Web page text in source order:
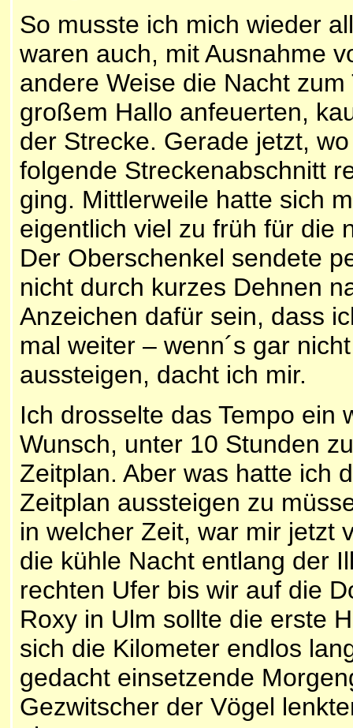
So musste ich mich wieder
waren auch, mit Ausnahme
andere Weise die Nacht
großem Hallo anfeuerten,
der Strecke. Gerade jetzt,
folgende Streckenabschnitt
ging. Mittlerweile hatte sich
eigentlich viel zu früh für die
Der Oberschenkel sendete
nicht durch kurzes Dehnen
Anzeichen dafür sein, dass
mal weiter – wenn´s gar
aussteigen, dacht ich mir.
Ich drosselte das Tempo ein
Wunsch, unter 10 Stunden
Zeitplan. Aber was hatte ich
Zeitplan aussteigen zu
in welcher Zeit, war mir jetzt
die kühle Nacht entlang der
rechten Ufer bis wir auf die
Roxy in Ulm sollte die erste
sich die Kilometer endlos
gedacht einsetzende
Gezwitscher der Vögel